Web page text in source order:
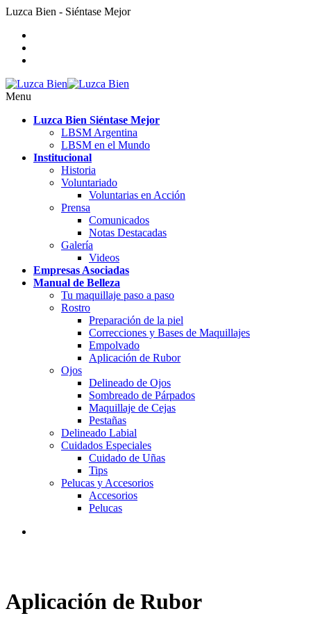
Luzca Bien - Siéntase Mejor
Menu
Luzca Bien Siéntase Mejor
LBSM Argentina
LBSM en el Mundo
Institucional
Historia
Voluntariado
Voluntarias en Acción
Prensa
Comunicados
Notas Destacadas
Galería
Videos
Empresas Asociadas
Manual de Belleza
Tu maquillaje paso a paso
Rostro
Preparación de la piel
Correcciones y Bases de Maquillajes
Empolvado
Aplicación de Rubor
Ojos
Delineado de Ojos
Sombreado de Párpados
Maquillaje de Cejas
Pestañas
Delineado Labial
Cuidados Especiales
Cuidado de Uñas
Tips
Pelucas y Accesorios
Accesorios
Pelucas
Aplicación de Rubor